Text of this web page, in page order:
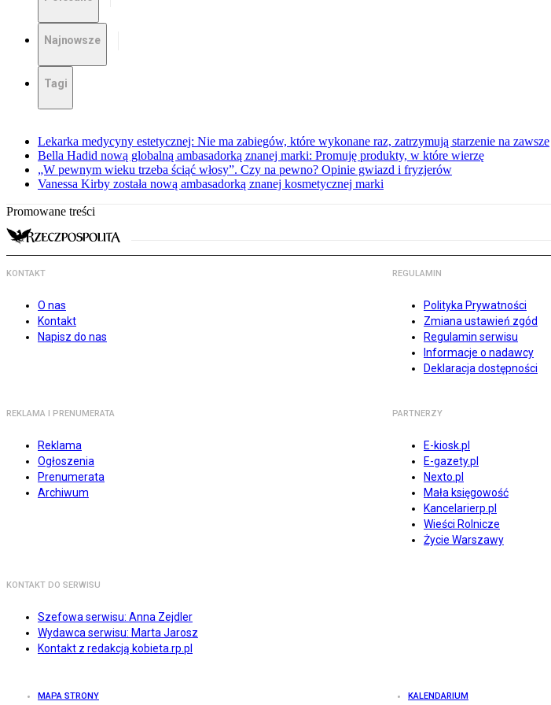
Najnowsze
Tagi
Lekarka medycyny estetycznej: Nie ma zabiegów, które wykonane raz, zatrzymują starzenie na zawsze
Bella Hadid nową globalną ambasadorką znanej marki: Promuję produkty, w które wierzę
„W pewnym wieku trzeba ściąć włosy”. Czy na pewno? Opinie gwiazd i fryzjerów
Vanessa Kirby została nową ambasadorką znanej kosmetycznej marki
Promowane treści
KONTAKT
O nas
Kontakt
Napisz do nas
REGULAMIN
Polityka Prywatności
Zmiana ustawień zgód
Regulamin serwisu
Informacje o nadawcy
Deklaracja dostępności
REKLAMA I PRENUMERATA
Reklama
Ogłoszenia
Prenumerata
Archiwum
PARTNERZY
E-kiosk.pl
E-gazety.pl
Nexto.pl
Mała księgowość
Kancelarierp.pl
Wieści Rolnicze
Życie Warszawy
KONTAKT DO SERWISU
Szefowa serwisu: Anna Zejdler
Wydawca serwisu: Marta Jarosz
Kontakt z redakcją kobieta.rp.pl
MAPA STRONY KALENDARIUM